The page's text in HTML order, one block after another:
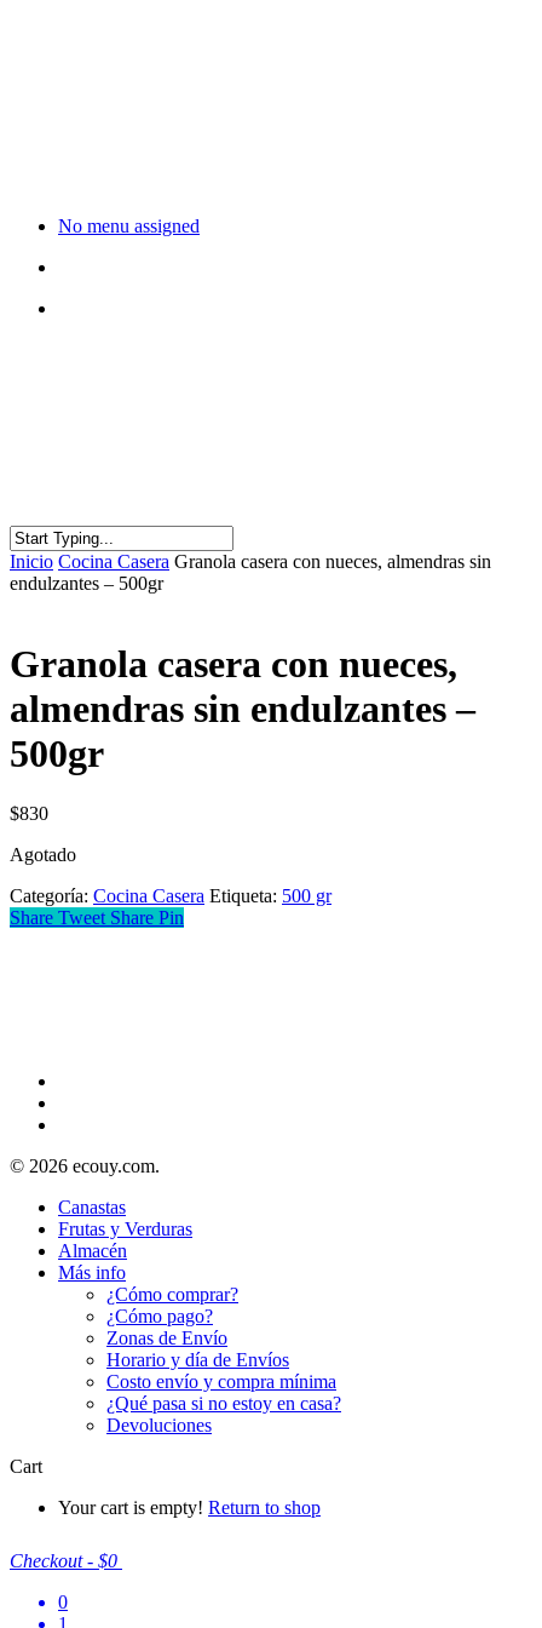
No menu assigned
Inicio Cocina Casera Granola casera con nueces, almendras sin
endulzantes – 500gr
Granola casera con nueces,
almendras sin endulzantes –
500gr
$830
Agotado
Categoría: Cocina Casera Etiqueta: 500 gr
Share Tweet Share Pin
© 2026 ecouy.com.
Canastas
Frutas y Verduras
Almacén
Más info
¿Cómo comprar?
¿Cómo pago?
Zonas de Envío
Horario y día de Envíos
Costo envío y compra mínima
¿Qué pasa si no estoy en casa?
Devoluciones
Cart
Your cart is empty! Return to shop
Checkout - $0
0
1